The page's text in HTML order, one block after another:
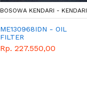
BOSOWA KENDARI - KENDARI
ME130968IDN - OIL
FILTER
Rp. 227.550,00